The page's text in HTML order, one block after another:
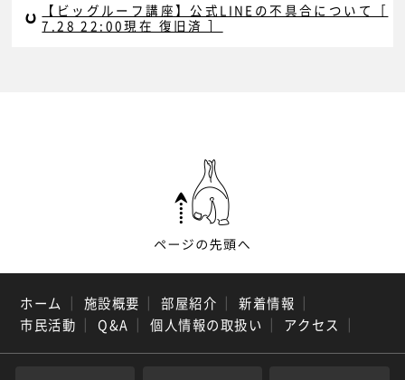
【ビッグルーフ講座】公式LINEの不具合について［
7.28 22:00現在 復旧済 ］
ホーム ｜ 施設概要 ｜ 部屋紹介 ｜ 新着情報 ｜
市民活動 ｜ Q&A ｜ 個人情報の取扱い ｜ アクセス ｜